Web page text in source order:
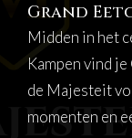
Grand
Midden in het
Kampen vind
de Majesteit
momenten en